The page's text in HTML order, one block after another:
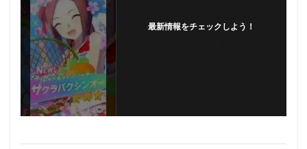
最新情報をチェックしよう！